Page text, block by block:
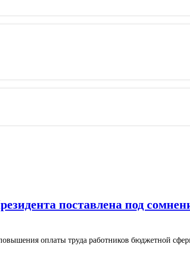
поставлена под
оплаты труда работников бюджетной